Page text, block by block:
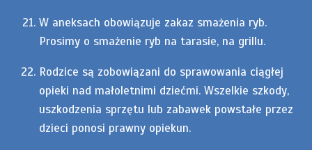
W aneksach obowiązuje zakaz smażenia ryb.
Prosimy o smażenie ryb na tarasie, na grillu.
Rodzice są zobowiązani do sprawowania ciągłej
opieki nad małoletnimi dziećmi. Wszelkie szkody,
uszkodzenia sprzętu lub zabawek powstałe przez
dzieci ponosi prawny opiekun.